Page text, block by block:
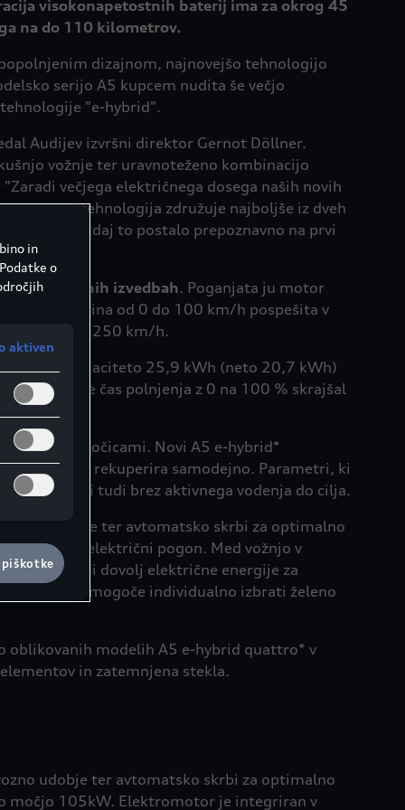
visokonapetostnih baterij ima za okrog 45
na do 110 kilometrov.
dizajnom, najnovejšo tehnologijo
serijo A5 kupcem nudita še večjo
"e-hybrid".
Audijev izvršni direktor Gernot Döllner.
vožnje ter uravnoteženo kombinacijo
večjega električnega dosega naših novih
hibridna tehnologija združuje najboljše iz dveh
bo zdaj to postalo prepoznavno na prvi
močnih izvedbah. Poganjata ju motor
in limuzina od 0 do 100 km/h pospešita v
hitrost 250 km/h.
njeno kapaciteto 25,9 kWh (neto 20,7 kWh)
moči se je čas polnjenja z 0 na 100 % skrajšal
ročicami. Novi A5 e-hybrid*
vozilo rekuperira samodejno. Parametri, ki
tudi brez aktivnega vodenja do cilja.
udobje ter avtomatsko skrbi za optimalno
na električni pogon. Med vožnjo v
se prihrani dovolj električne energije za
prvič mogoče individualno izbrati želeno
oblikovanih modelih A5 e-hybrid quattro* v
in zatemnjena stekla.
udobje ter avtomatsko skrbi za optimalno
močjo 105kW. Elektromotor je integriran v
in
o
aktiven